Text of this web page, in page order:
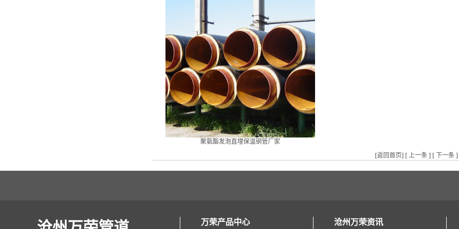
聚氨酯发泡直埋保温钢管厂家
[返回首页] [ 上一条 ] [下一条 ]
万荣产品中心 沧州万荣资讯